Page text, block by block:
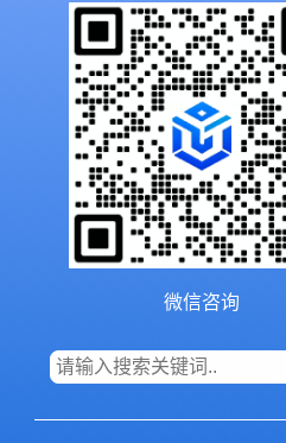
微信咨询